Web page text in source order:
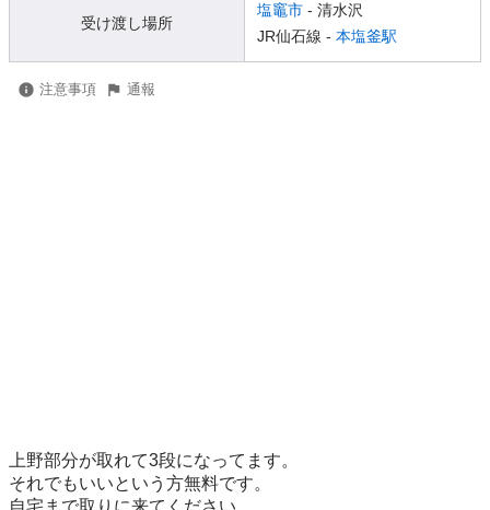
受け渡し場所
塩竈市 - 清水沢
JR仙石線 - 本塩釜駅
注意事項 通報
上野部分が取れて3段になってます。
それでもいいという方無料です。
自宅まで取りに来てください